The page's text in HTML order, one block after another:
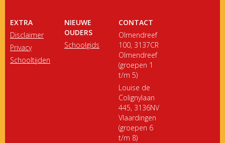
EXTRA
Disclaimer
Privacy
Schooltijden
NIEUWE
OUDERS
Schoolgids
CONTACT
Olmendreef
100, 3137CR
Olmendreef
(groepen 1
t/m 5)
Louise de
Colignylaan
445, 3136NV
Vlaardingen
(groepen 6
t/m 8)